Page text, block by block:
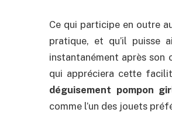
Ce qui participe en outre
pratique, et qu’il puisse
instantanément après son
qui appréciera cette
déguisement pompon
comme l’un des jouets